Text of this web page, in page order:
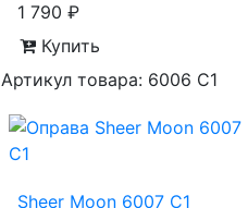
1 790 ₽
Купить
Артикул товара: 6006 С1
Sheer Moon 6007 С1